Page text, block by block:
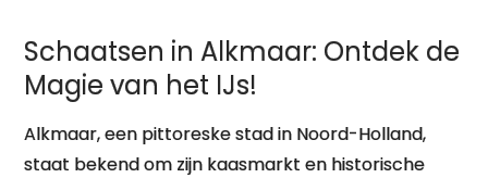
Schaatsen in Alkmaar: Ontdek de
Magie van het IJs!
Alkmaar, een pittoreske stad in Noord-Holland,
staat bekend om zijn kaasmarkt en historische